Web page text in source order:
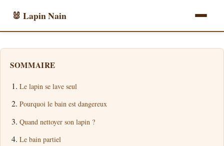
🐰 Lapin Nain
SOMMAIRE
Le lapin se lave seul
Pourquoi le bain est dangereux
Quand nettoyer son lapin ?
Le bain partiel